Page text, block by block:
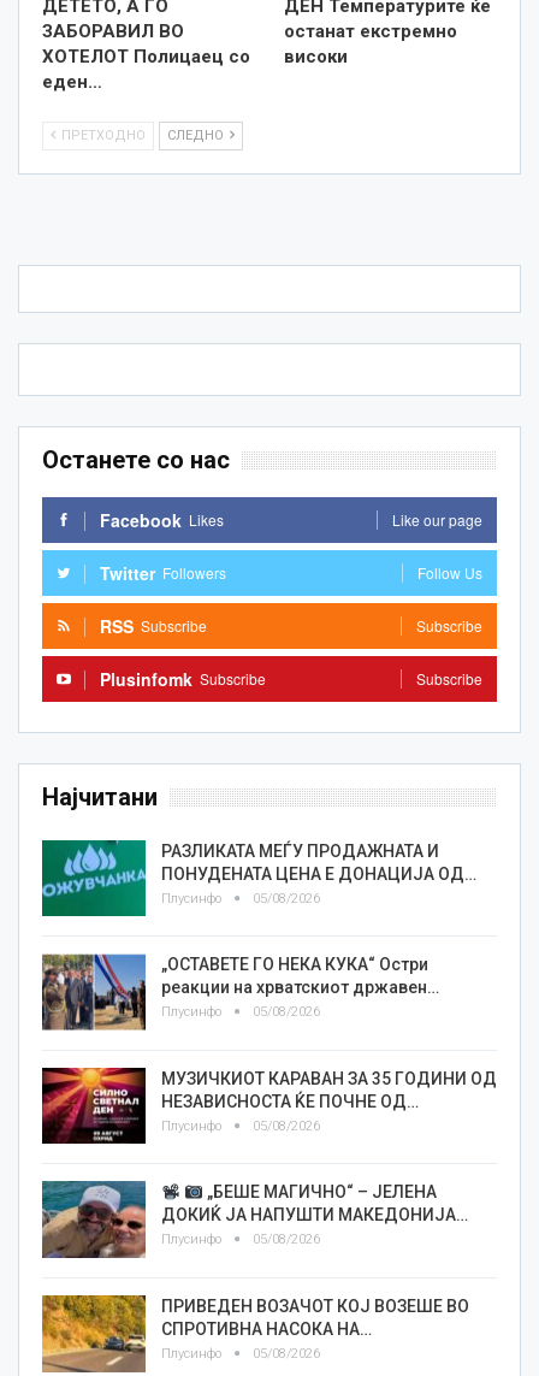
ДЕТЕТО, А ГО
ЗАБОРАВИЛ ВО
ХОТЕЛОТ Полицаец со
еден…
ДЕН Температурите ќе
останат екстремно
високи
ПРЕТХОДНО СЛЕДНО
Останете со нас
Facebook Likes Like our page
Twitter Followers Follow Us
RSS Subscribe Subscribe
Plusinfomk Subscribe Subscribe
Најчитани
РАЗЛИКАТА МЕЃУ ПРОДАЖНАТА И
ПОНУДЕНАТА ЦЕНА Е ДОНАЦИЈА ОД…
Плусинфо 05/08/2026
„ОСТАВЕТЕ ГО НЕКА КУКА“ Остри
реакции на хрватскиот државен…
Плусинфо 05/08/2026
МУЗИЧКИОТ КАРАВАН ЗА 35 ГОДИНИ ОД
НЕЗАВИСНОСТА ЌЕ ПОЧНЕ ОД…
Плусинфо 05/08/2026
„БЕШЕ МАГИЧНО“ – ЈЕЛЕНА
ДОКИЌ ЈА НАПУШТИ МАКЕДОНИЈА…
Плусинфо 05/08/2026
ПРИВЕДЕН ВОЗАЧОТ КОЈ ВОЗЕШЕ ВО
СПРОТИВНА НАСОКА НА…
Плусинфо 05/08/2026